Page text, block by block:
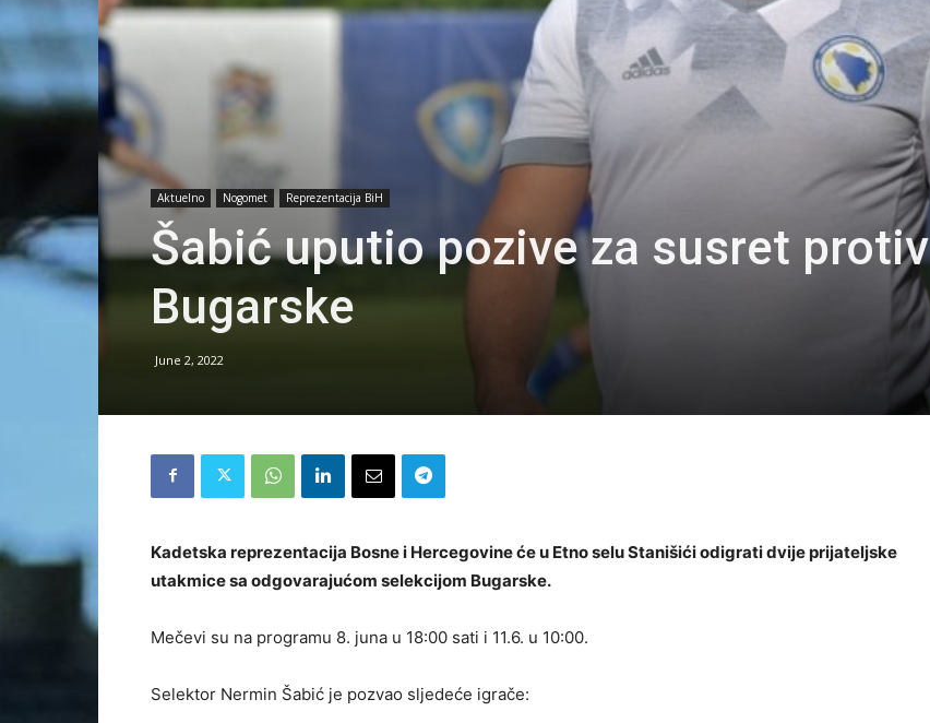
Aktuelno Nogomet Reprezentacija BiH
Šabić uputio pozive za susret protiv
Bugarske
June 2, 2022
Kadetska reprezentacija Bosne i Hercegovine će u Etno selu Stanišići odigrati dvije prijateljske
utakmice sa odgovarajućom selekcijom Bugarske.
Mečevi su na programu 8. juna u 18:00 sati i 11.6. u 10:00.
Selektor Nermin Šabić je pozvao sljedeće igrače: